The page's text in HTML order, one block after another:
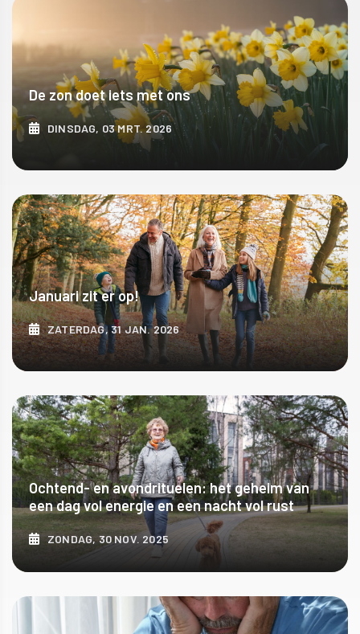
De zon doet iets met ons
DINSDAG, 03 MRT. 2026
ONTDEK MEER
Januari zit er op!
ZATERDAG, 31 JAN. 2026
ONTDEK MEER
Ochtend- en avondrituelen: het geheim van
een dag vol energie en een nacht vol rust
ZONDAG, 30 NOV. 2025
ONTDEK MEER